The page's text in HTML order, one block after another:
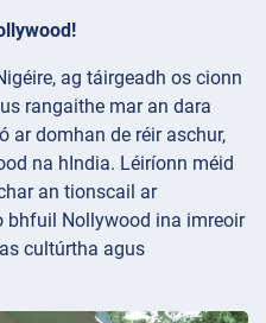
ag táirgeadh os cionn
rangaithe mar an dara
ar domhan de réir aschur,
na hIndia. Léiríonn méid
an tionscail ar
bhfuil Nollywood ina imreoir
cultúrtha agus